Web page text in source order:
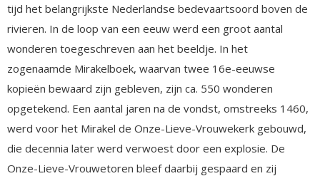
tijd het belangrijkste Nederlandse bedevaartsoord boven de
rivieren. In de loop van een eeuw werd een groot aantal
wonderen toegeschreven aan het beeldje. In het
zogenaamde Mirakelboek, waarvan twee 16e-eeuwse
kopieën bewaard zijn gebleven, zijn ca. 550 wonderen
opgetekend. Een aantal jaren na de vondst, omstreeks 1460,
werd voor het Mirakel de Onze-Lieve-Vrouwekerk gebouwd,
die decennia later werd verwoest door een explosie. De
Onze-Lieve-Vrouwetoren bleef daarbij gespaard en zij